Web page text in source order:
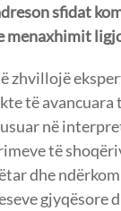
sfidat
menaxhimit
zhvillojë
të avancuara
në
të
dhe
gjyqësore